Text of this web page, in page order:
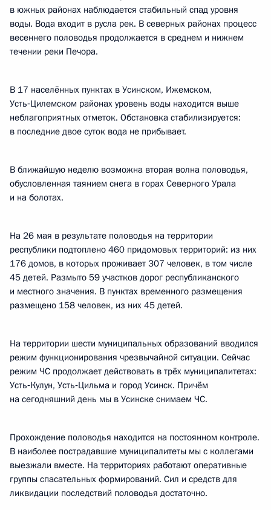
в южных районах наблюдается стабильный спад уровня
воды. Вода входит в русла рек. В северных районах процесс
весеннего половодья продолжается в среднем и нижнем
течении реки Печора.
В 17 населённых пунктах в Усинском, Ижемском,
Усть‑Цилемском районах уровень воды находится выше
неблагоприятных отметок. Обстановка стабилизируется:
в последние двое суток вода не прибывает.
В ближайшую неделю возможна вторая волна половодья,
обусловленная таянием снега в горах Северного Урала
и на болотах.
На 26 мая в результате половодья на территории
республики подтоплено 460 придомовых территорий: из них
176 домов, в которых проживает 307 человек, в том числе
45 детей. Размыто 59 участков дорог республиканского
и местного значения. В пунктах временного размещения
размещено 158 человек, из них 45 детей.
На территории шести муниципальных образований вводился
режим функционирования чрезвычайной ситуации. Сейчас
режим ЧС продолжает действовать в трёх муниципалитетах:
Усть‑Кулун, Усть‑Цильма и город Усинск. Причём
на сегодняшний день мы в Усинске снимаем ЧС.
Прохождение половодья находится на постоянном контроле.
В наиболее пострадавшие муниципалитеты мы с коллегами
выезжали вместе. На территориях работают оперативные
группы спасательных формирований. Сил и средств для
ликвидации последствий половодья достаточно.